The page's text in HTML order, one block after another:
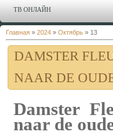
ТВ ОНЛАЙН
Главная » 2024 » Октябрь » 13
DAMSTER
NAAR DE
Damster
naar de